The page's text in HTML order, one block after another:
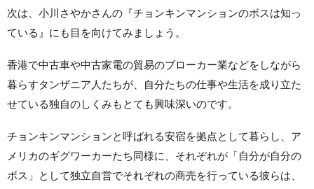
次は、小川さやかさんの『チョンキンマンションのボスは知っ
ている』にも目を向けてみましょう。
香港で中古車や中古家電の貿易のブローカー業などをしながら
暮らすタンザニア人たちが、自分たちの仕事や生活を成り立た
せている独自のしくみもとても興味深いのです。
チョンキンマンションと呼ばれる安宿を拠点として暮らし、ア
メリカのギグワーカーたち同様に、それぞれが「自分が自分の
ボス」として独立自営でそれぞれの商売を行っている彼らは、